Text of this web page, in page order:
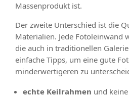
Massenprodukt ist.
Der zweite Unterschied ist die
Materialien. Jede Fotoleinwand
die auch in traditionellen
einfache Tipps, um eine gute
minderwertigeren zu
echte Keilrahmen und